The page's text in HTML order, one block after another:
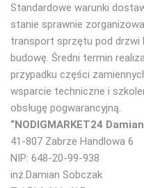
Standardowe warunki
stanie sprawnie
transport sprzętu pod drzwi
budowę. Średni termin
przypadku części
wsparcie techniczne i
obsługę pogwarancyjną.
“NODIGMARKET24
41-807 Zabrze Handlowa 6
NIP: 648-20-99-938
inż.Damian Sobczak